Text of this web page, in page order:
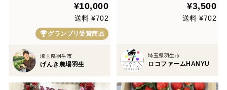
¥10,000
送料 ¥702
グランプリ受賞商品
埼玉県羽生市
げんき農場羽生
¥3,500
送料 ¥702
埼玉県羽生市
ロコファームHANYU